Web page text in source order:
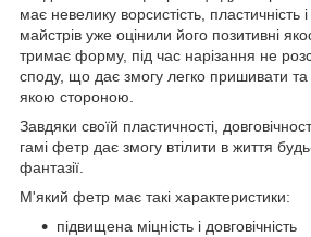
має невелику ворсистість, пластичність
майстрів уже оцінили його позитивні
тримає форму, під час нарізання не
споду, що дає змогу легко пришивати та
якою стороною.
Завдяки своїй пластичності,
гамі фетр дає змогу втілити в життя
фантазії.
М'який фетр має такі характеристики:
підвищена міцність і довговічність